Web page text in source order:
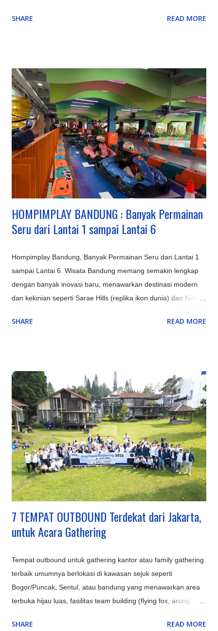
Tangkuban Parahu, Kawah Putih), rekreasi keluarga
Gedung Sate), menjadikannya destinasi multifungsi untuk
berbagai kalangan. Kawasan Utama dan Keunggulannya:
Lembang (Bandung Barat): Pusat wisata alam dan keluarga,
ada kebun teh, Tangkuban Parahu, Floating Market, The Great
Asia Africa, Lembang Park & Zoo, Dago Dream Park. Ciwidey
(Bandung Selatan): Terkenal dengan Kawah Putih, Ranca
Upas (rusa, camping), dan Glamping Lakeside dengan
suasana danau yang indah. Pangalengan: Untuk petualangan
seperti rafting di Sungai Palayangan dan off-road adventure
d...
SHARE READ MORE
HOMPIMPLAY BANDUNG : Banyak Permainan
Seru dari Lantai 1 sampai Lantai 6
Hompimplay Bandung, Banyak Permainan Seru dari Lantai 1
sampai Lantai 6. Wisata Bandung memang semakin lengkap
dengan banyak inovasi baru, menawarkan destinasi modern
dan kekinian seperti Sarae Hills (replika ikon dunia) dan Nimo
unik seperti Hutan Mycelia (dunia jamur magis) dan Bird &
Bandung dengan sentuhan instagrammable dan edukatif.
Inovasi Destinasi Wisata Bandung Terbaru & Kekinian: Sarae
Hills : Menyajikan miniatur bangunan ikonik dunia (Eiffel,
Patung Liberty, dll.) dengan konsep 'keliling dunia dalam
sehari'. Nimo Highland : Menawarkan pemandangan kebun teh
dan jembatan kaca berbentuk U, ditambah fasilitas glamping
mewah. Hutan Mycelia Cikole : Konsep unik bertema jamur
dengan instalasi lampu artistik, cocok untuk suasana m...
SHARE READ MORE
7 TEMPAT OUTBOUND Terdekat dari Jakarta,
untuk Acara Gathering
Tempat outbound untuk gathering kantor atau family gathering
terbaik umumnya berlokasi di kawasan sejuk seperti
Bogor/Puncak, Sentul, atau bandung yang menawarkan area
terbuka hijau luas, fasilitas team building (flying fox, arung
penginapan resort atau villa untuk memaksimalkan
SHARE READ MORE